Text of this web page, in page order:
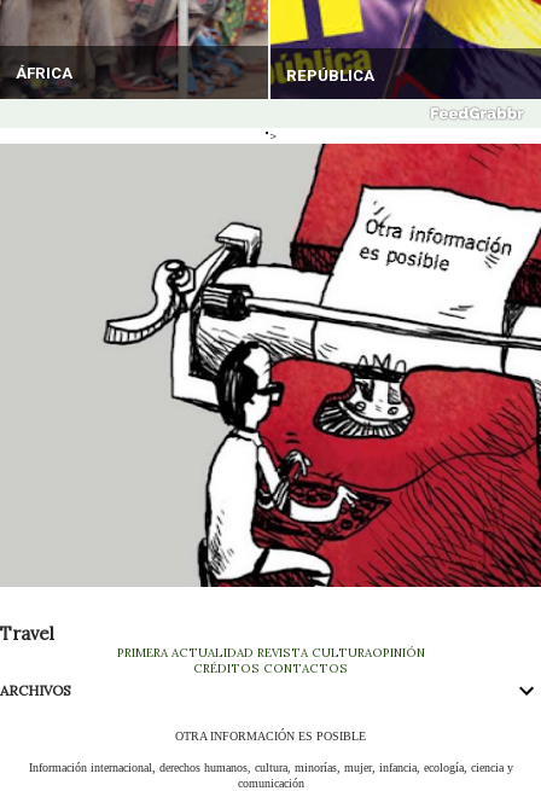
ÁFRICA REPÚBLICA
">
Travel
PRIMERA ACTUALIDAD REVISTA CULTURAOPINIÓN
CRÉDITOS CONTACTOS
ARCHIVOS
OTRA INFORMACIÓN ES POSIBLE
Información internacional, derechos humanos, cultura, minorías, mujer, infancia, ecología, ciencia y
comunicación